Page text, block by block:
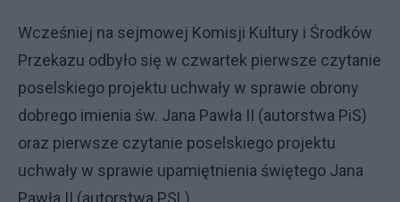
Wcześniej na sejmowej Komisji Kultury i Środków
Przekazu odbyło się w czwartek pierwsze czytanie
poselskiego projektu uchwały w sprawie obrony
dobrego imienia św. Jana Pawła II (autorstwa PiS)
oraz pierwsze czytanie poselskiego projektu
uchwały w sprawie upamiętnienia świętego Jana
Pawła II (autorstwa PSL).